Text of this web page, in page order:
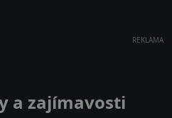
REKLAMA
a zajímavosti